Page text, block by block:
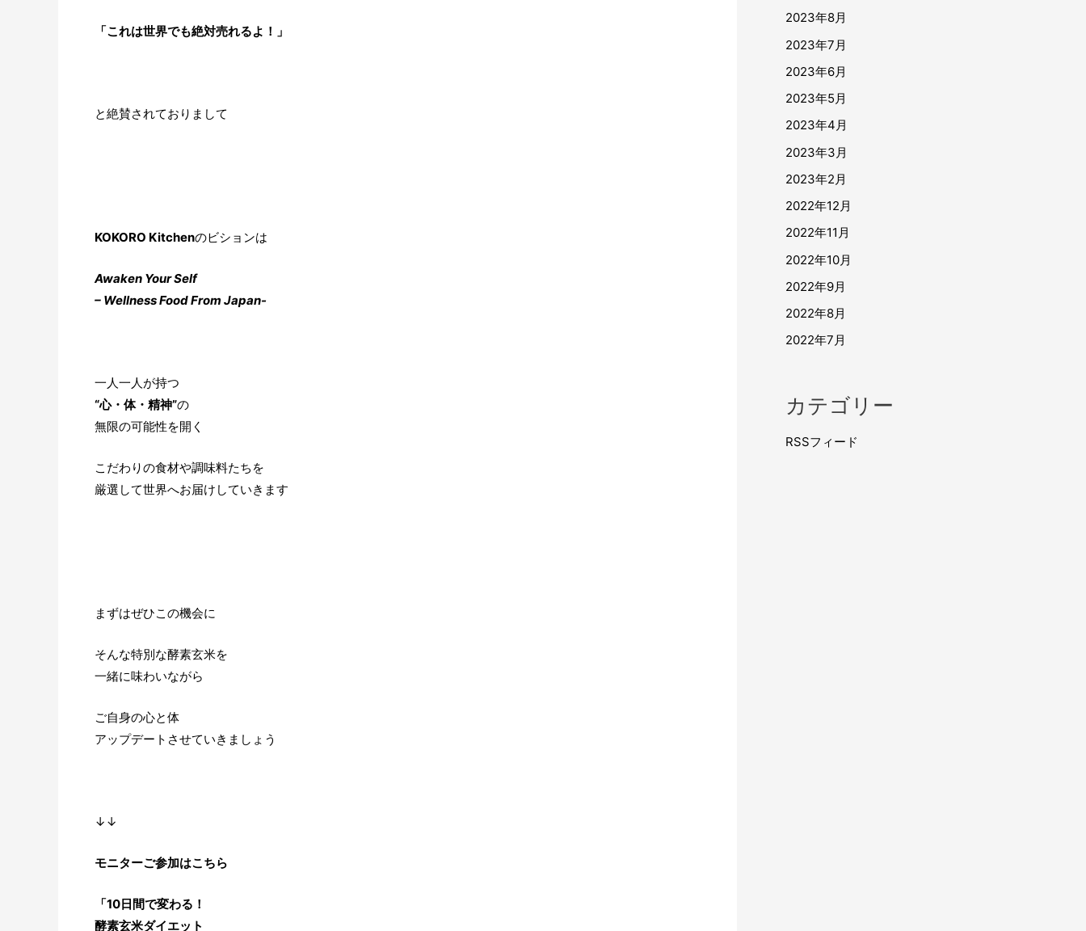
「これは世界でも絶対売れるよ！」
と絶賛されておりまして
KOKORO Kitchenのビションは
Awaken Your Self
– Wellness Food From Japan-
一人一人が持つ
“心・体・精神”の
無限の可能性を開く
こだわりの食材や調味料たちを
厳選して世界へお届けしていきます
まずはぜひこの機会に
そんな特別な酵素玄米を
一緒に味わいながら
ご自身の心と体
アップデートさせていきましょう
↓↓
モニターご参加はこちら
「10日間で変わる！
酵素玄米ダイエット
2023年8月
2023年7月
2023年6月
2023年5月
2023年4月
2023年3月
2023年2月
2022年12月
2022年11月
2022年10月
2022年9月
2022年8月
2022年7月
カテゴリー
RSSフィード